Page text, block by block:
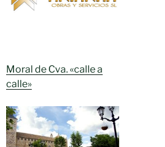
Moral de Cva. «calle a
calle»